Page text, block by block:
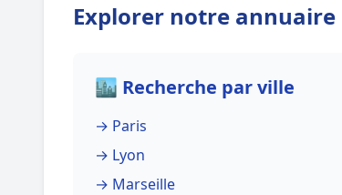
Explorer notre annuaire
🏙️ Recherche par ville
→ Paris
→ Lyon
→ Marseille